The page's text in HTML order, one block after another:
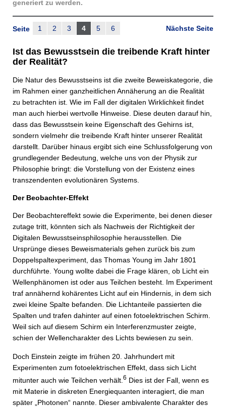
generiert zu werden.
Nächste Seite
Seite 1 2 3 4 5 6
Ist das Bewusstsein die treibende Kraft hinter
der Realität?
Die Natur des Bewusstseins ist die zweite Beweiskategorie, die
im Rahmen einer ganzheitlichen Annäherung an die Realität
zu betrachten ist. Wie im Fall der digitalen Wirklichkeit findet
man auch hierbei wertvolle Hinweise. Diese deuten darauf hin,
dass das Bewusstsein keine Eigenschaft des Gehirns ist,
sondern vielmehr die treibende Kraft hinter unserer Realität
darstellt. Darüber hinaus ergibt sich eine Schlussfolgerung von
grundlegender Bedeutung, welche uns von der Physik zur
Philosophie bringt: die Vorstellung von der Existenz eines
transzendenten evolutionären Systems.
Der Beobachter-Effekt
Der Beobachtereffekt sowie die Experimente, bei denen dieser
zutage tritt, könnten sich als Nachweis der Richtigkeit der
Digitalen Bewusstseinsphilosophie herausstellen. Die
Ursprünge dieses Beweismaterials gehen zurück bis zum
Doppelspaltexperiment, das Thomas Young im Jahr 1801
durchführte. Young wollte dabei die Frage klären, ob Licht ein
Wellenphänomen ist oder aus Teilchen besteht. Im Experiment
traf annähernd kohärentes Licht auf ein Hindernis, in dem sich
zwei kleine Spalte befanden. Die Lichtanteile passierten die
Spalten und trafen dahinter auf einen fotoelektrischen Schirm.
Weil sich auf diesem Schirm ein Interferenzmuster zeigte,
schien der Wellencharakter des Lichts bewiesen zu sein.
Doch Einstein zeigte im frühen 20. Jahrhundert mit
Experimenten zum fotoelektrischen Effekt, dass sich Licht
mitunter auch wie Teilchen verhält. 6 Dies ist der Fall, wenn es
mit Materie in diskreten Energiequanten interagiert, die man
später „Photonen“ nannte. Dieser ambivalente Charakter des